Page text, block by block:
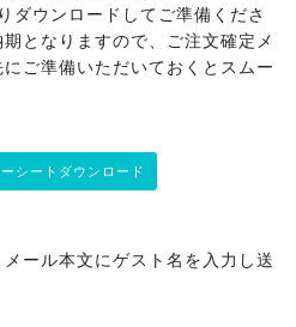
ダウンロードしてご準備くださ
となりますので、ご注文確定メ
ご準備いただいておくとスムー
シートダウンロード
メール本文にゲスト名を入力し送